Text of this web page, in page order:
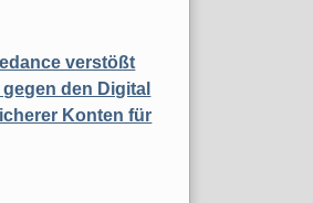
verstößt
den Digital
Konten für